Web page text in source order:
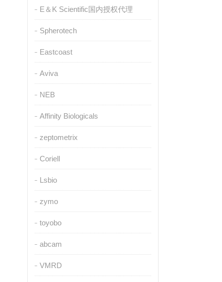
E＆K Scientific国内授权代理
Spherotech
Eastcoast
Aviva
NEB
Affinity Biologicals
zeptometrix
Coriell
Lsbio
zymo
toyobo
abcam
VMRD